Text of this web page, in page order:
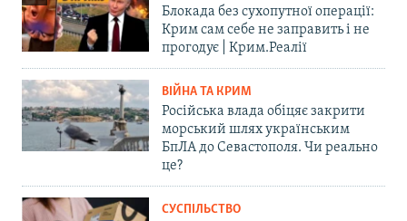
Блокада без сухопутної операції:
Крим сам себе не заправить і не
прогодує | Крим.Реалії
ВІЙНА ТА КРИМ
Російська влада обіцяє закрити
морський шлях українським
БпЛА до Севастополя. Чи реально
це?
СУСПІЛЬСТВО